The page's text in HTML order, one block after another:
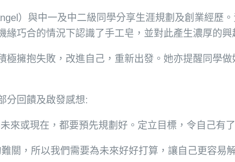
）與中一及中二級同學分享生涯規劃及創業經歷
緣巧合的情況下認識了手工皂，並對此產生濃厚的
極擁抱失敗，改進自己，重新出發。她亦提醒同學
分回饋及啟發感想:
來或現在，都要預先規劃好。定立目標，令自己有
關，所以我們需要為未來好好打算，讓自己更容易